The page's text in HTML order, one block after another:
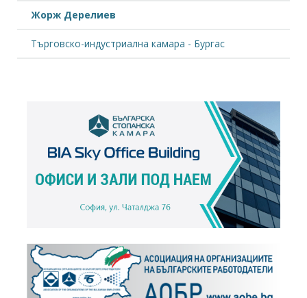
Жорж Дерелиев
Търговско-индустриална камара - Бургас